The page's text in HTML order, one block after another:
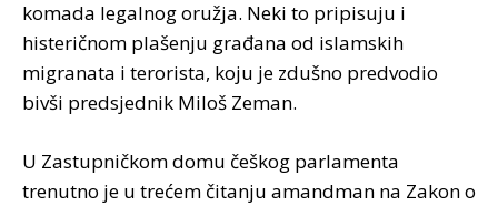
komada legalnog oružja. Neki to pripisuju i
histeričnom plašenju građana od islamskih
migranata i terorista, koju je zdušno predvodio
bivši predsjednik Miloš Zeman.
U Zastupničkom domu češkog parlamenta
trenutno je u trećem čitanju amandman na Zakon o